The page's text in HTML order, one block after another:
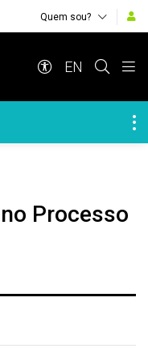
Quem sou?
EN